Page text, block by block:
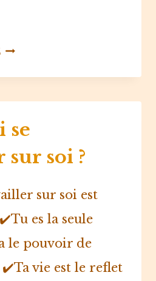
LES
DÉVELOPPEMENT
se
soi ?
sur soi est
es la seule
le pouvoir de
✔️Ta vie est le reflet